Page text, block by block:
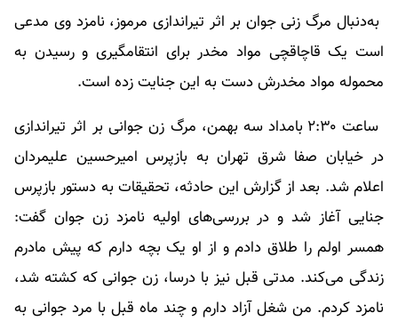
به‌دنبال مرگ زنی جوان بر اثر تیراندازی مرموز، نامزد وی مدعی
است یک قاچاقچی مواد مخدر برای انتقامگیری و رسیدن به
محموله مواد مخدرش دست به این جنایت زده است.
ساعت ۲:۳۰ بامداد سه بهمن، مرگ زن جوانی بر اثر تیراندازی
در خیابان صفا شرق تهران به بازپرس امیرحسین علیمردان
اعلام شد. بعد از گزارش این حادثه، تحقیقات به دستور بازپرس
جنایی آغاز شد و در بررسی‌های اولیه نامزد زن جوان گفت:
همسر اولم را طلاق دادم و از او یک بچه دارم که پیش مادرم
زندگی می‌کند. مدتی قبل نیز با درسا، زن جوانی که کشته شد،
نامزد کردم. من شغل آزاد دارم و چند ماه قبل با مرد جوانی به